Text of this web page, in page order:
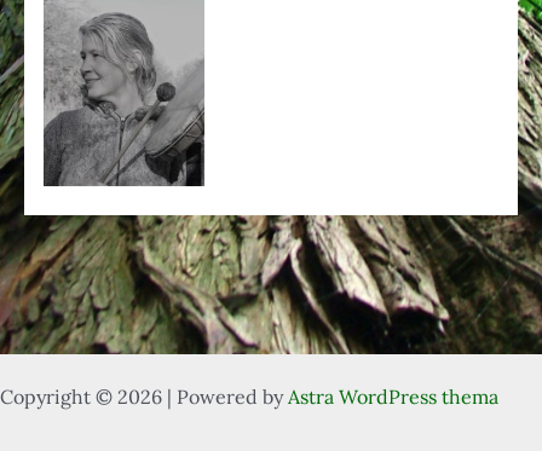
Copyright © 2026 | Powered by Astra WordPress thema